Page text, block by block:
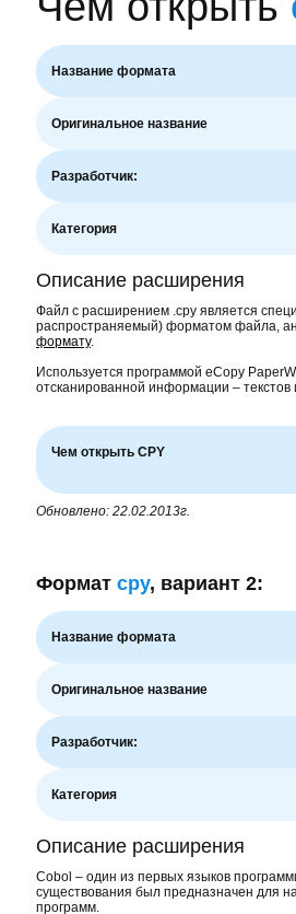
Название формата
Оригинальное название
Разработчик:
Категория
Описание расширения
Файл с расширением .cpy является
распространяемый) форматом файла,
формату.
Используется программой eCopy
отсканированной информации –
Чем открыть CPY
Обновлено: 22.02.2013г.
Формат cpy, вариант 2:
Название формата
Оригинальное название
Разработчик:
Категория
Описание расширения
Cobol – один из первых языков
существования был предназначен для
программ.